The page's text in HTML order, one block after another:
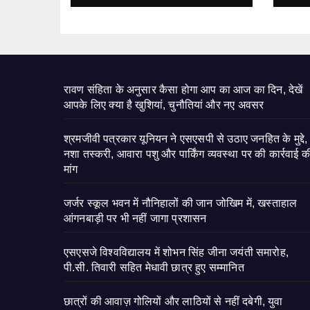
रावण संहिता के अनुसार कैसा होगा आप का आज का दिन, देखें
आपके लिए क्या है खुशियां, चुनौतियां और नए अवसर
श्रमजीवी पत्रकार यूनियन ने एसएसपी से उठाए जनहित के मुद्दे,
नशा तस्करी, आवारा पशु और पार्किंग व्यवस्था पर की कार्रवाई
मांग
जर्जर स्कूल भवन में नौनिहालों की जान जोखिम में, खस्ताहाल
आंगनबाड़ी पर भी नहीं जागा प्रशासन
एसएसजे विश्वविद्यालय में शोभन सिंह जीना जयंती समारोह,
पी.सी. तिवारी सहित मेधावी छात्र हुए सम्मानित
छात्रों की आवाज़ गोलियों और लाठियों से नहीं दबेगी, युवा